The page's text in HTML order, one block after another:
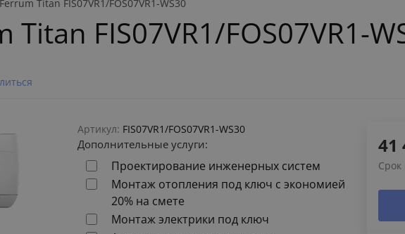
Titan FIS07VR1/FOS07VR1-WS30
FIS07VR1/FOS07VR1-
Артикул: FIS07VR1/FOS07VR1-WS30
Дополнительные услуги:
Проектирование инженерных систем
Монтаж отопления под ключ с экономией
20% на смете
Монтаж электрики под ключ
41
Срок